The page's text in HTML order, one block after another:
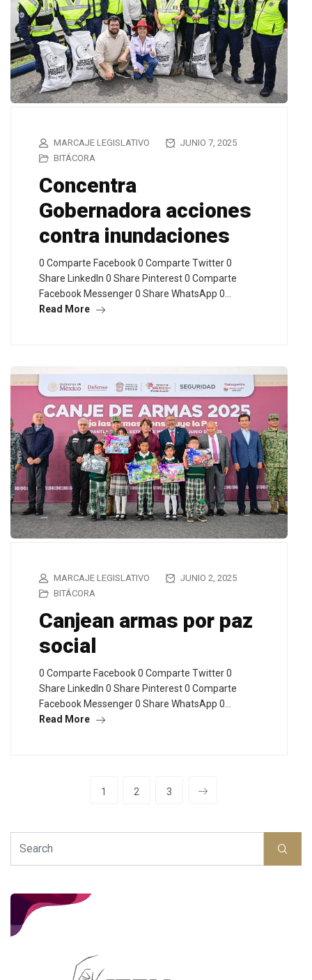
MARCAJE LEGISLATIVO
JUNIO 7, 2025
BITÁCORA
Concentra
Gobernadora acciones
contra inundaciones
0 Comparte Facebook 0 Comparte Twitter 0
Share LinkedIn 0 Share Pinterest 0 Comparte
Facebook Messenger 0 Share WhatsApp 0…
Read More
MARCAJE LEGISLATIVO
JUNIO 2, 2025
BITÁCORA
Canjean armas por paz
social
0 Comparte Facebook 0 Comparte Twitter 0
Share LinkedIn 0 Share Pinterest 0 Comparte
Facebook Messenger 0 Share WhatsApp 0…
Read More
1 2 3